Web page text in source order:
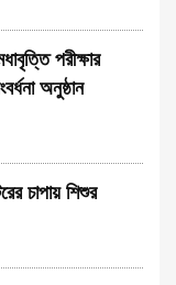
পরীক্ষার
অনুষ্ঠান
চাপায় শিশুর